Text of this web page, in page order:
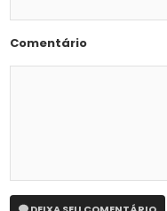
Comentário